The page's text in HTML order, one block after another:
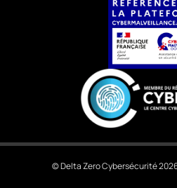
© Delta Zero Cybersécurité